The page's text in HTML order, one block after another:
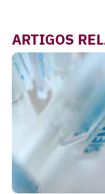
ARTIGOS